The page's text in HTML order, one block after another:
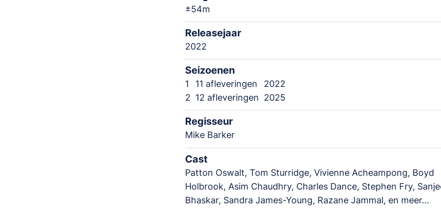
±54m
Releasejaar
2022
Seizoenen
1 11 afleveringen
2022
2 12 afleveringen 2025
Regisseur
Mike Barker
Cast
Patton Oswalt, Tom Sturridge, Vivienne Acheampong, Boyd
Holbrook, Asim Chaudhry, Charles Dance, Stephen Fry,
Bhaskar, Sandra James-Young, Razane Jammal, en meer...